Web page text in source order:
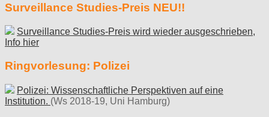
Surveillance Studies-Preis NEU!!
Surveillance Studies-Preis wird wieder ausgeschrieben,
Info hier
Ringvorlesung: Polizei
Polizei: Wissenschaftliche Perspektiven auf eine
Institution. (Ws 2018-19, Uni Hamburg)